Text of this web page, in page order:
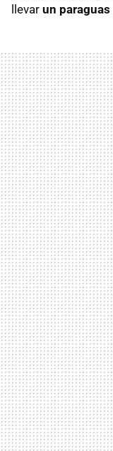
llevar un paraguas